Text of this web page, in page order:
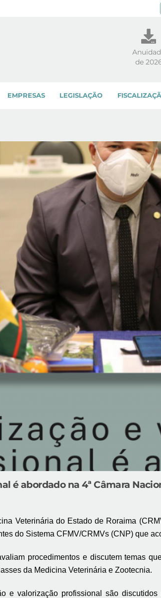
EMPRESAS LEGISLAÇÃO
de
é abordado na 4ª Câmara
Veterinária do Estado de Roraima
do Sistema CFMV/CRMVs (CNP) que
procedimentos e discutem temas
da Medicina Veterinária e Zootecnia.
e valorização profissional são